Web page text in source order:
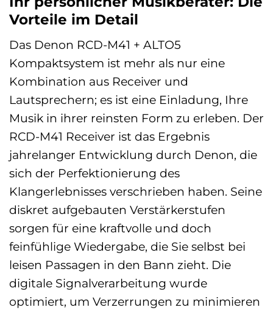
Vorteile im Detail
Das Denon RCD-M41 + ALTO5
Kompaktsystem ist mehr als nur eine
Kombination aus Receiver und
Lautsprechern; es ist eine Einladung, Ihre
Musik in ihrer reinsten Form zu erleben. Der
RCD-M41 Receiver ist das Ergebnis
jahrelanger Entwicklung durch Denon, die
sich der Perfektionierung des
Klangerlebnisses verschrieben haben. Seine
diskret aufgebauten Verstärkerstufen
sorgen für eine kraftvolle und doch
feinfühlige Wiedergabe, die Sie selbst bei
leisen Passagen in den Bann zieht. Die
digitale Signalverarbeitung wurde
optimiert, um Verzerrungen zu minimieren